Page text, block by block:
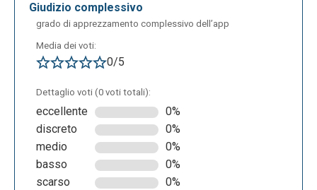
La seguente è la schermata di editing dove è
possibile procedere alla creazione di una mappa
concettuale a partire da un file caricato dall'utente.
Per accedere a questa schermata, si seleziona
l'opzione "Da File" dalla Dashboard, si sceglie il file
desiderato e lo si carica. Una volta completato il
caricamento, appare la schermata mostrata, dove è
necessario selezionare le pagine di interesse dal
documento importato. Viene indicato un limite di
15.000 caratteri per la versione gratuita, estendibile
giudizio complessivo
grado di apprezzamento complessivo dell’app
Media dei voti:
0/5
Dettaglio voti (0 voti totali):
eccellente
0%
discreto
0%
medio
0%
basso
0%
scarso
0%